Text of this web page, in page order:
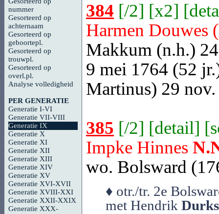
nummer
Gesorteerd op
achternaam
Gesorteerd op
geboortepl.
Gesorteerd op
trouwpl.
Gesorteerd op
overl.pl.
Analyse volledigheid
PER GENERATIE
Generatie I-VI
Generatie VII-VIII
Generatie IX
Generatie X
Generatie XI
Generatie XII
Generatie XIII
Generatie XIV
Generatie XV
Generatie XVI-XVII
Generatie XVIII-XXI
Generatie XXII-XXIX
Generatie XXX-
384 [/2] [x2] [
Harmen Douwes (
Makkum (n.h.)
9 mei 1764 (52
Martinus) 29
385 [/2] [detail] [
Impke Hinnes
wo. Bolsward
♦ otr./tr. 2e
met Hendrik Durks